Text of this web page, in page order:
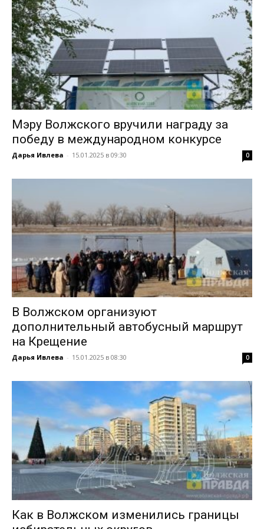
Мэру Волжского вручили награду за
победу в международном конкурсе
Дарья Ивлева - 15.01.2025 в 09:30 0
В Волжском организуют
дополнительный автобусный маршрут
на Крещение
Дарья Ивлева - 15.01.2025 в 08:30 0
Как в Волжском изменились границы